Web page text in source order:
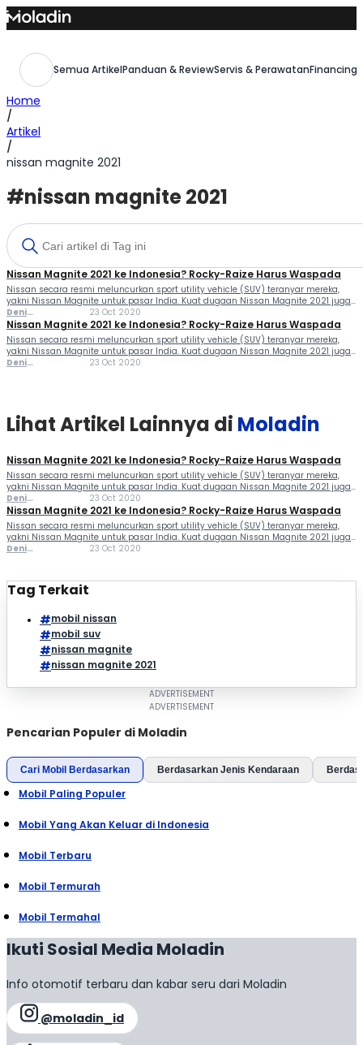
Skip
to
Semua ArtikelPanduan & ReviewServis & Perawatan
Home
/
Artikel
/
nissan magnite 2021
#nissan magnite 2021
Nissan Magnite 2021 ke Indonesia? Rocky-Raize Harus Waspada
Nissan secara resmi meluncurkan sport utility vehicle (SUV) teranyar mereka,
yakni Nissan Magnite untuk pasar India. Kuat dugaan Nissan Magnite 2021 juga
akan menapaki pasar Indonesia. Kehadiran SUV bermesin 1.000cc turbocharge
itu tentunya bakal memanaskan pasar SUV Indonesia. Menyusul si...
Deni
Ferlindungan
23 Oct 2020
Nissan Magnite 2021 ke Indonesia? Rocky-Raize Harus Waspada
Nissan secara resmi meluncurkan sport utility vehicle (SUV) teranyar mereka,
yakni Nissan Magnite untuk pasar India. Kuat dugaan Nissan Magnite 2021 juga
akan menapaki pasar Indonesia. Kehadiran SUV bermesin 1.000cc turbocharge
Deni
23 Oct 2020
Lihat Artikel Lainnya di Moladin
Nissan Magnite 2021 ke Indonesia? Rocky-Raize Harus Waspada
Nissan secara resmi meluncurkan sport utility vehicle (SUV) teranyar mereka,
yakni Nissan Magnite untuk pasar India. Kuat dugaan Nissan Magnite 2021 juga
akan menapaki pasar Indonesia. Kehadiran SUV bermesin 1.000cc turbocharge
itu tentunya bakal memanaskan pasar SUV Indonesia. Menyusul si...
Deni
Ferlindungan
23 Oct 2020
Nissan Magnite 2021 ke Indonesia? Rocky-Raize Harus Waspada
Nissan secara resmi meluncurkan sport utility vehicle (SUV) teranyar mereka,
yakni Nissan Magnite untuk pasar India. Kuat dugaan Nissan Magnite 2021 juga
akan menapaki pasar Indonesia. Kehadiran SUV bermesin 1.000cc turbocharge
Deni
23 Oct 2020
Tag Terkait
mobil nissan
mobil suv
nissan magnite
nissan magnite 2021
Pencarian Populer di Moladin
Cari Mobil Berdasarkan Berdasarkan Jenis Kendaraan
Mobil Paling Populer
Mobil Yang Akan Keluar di Indonesia
Mobil Terbaru
Mobil Termurah
Mobil Termahal
Ikuti Sosial Media Moladin
Info otomotif terbaru dan kabar seru dari Moladin
@moladin_id